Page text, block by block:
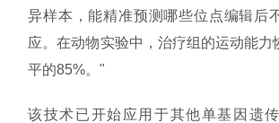
异样本，能精准预测哪些位点编辑后
应。在动物实验中，治疗组的运动能力
平的85%。"
该技术已开始应用于其他单基因遗